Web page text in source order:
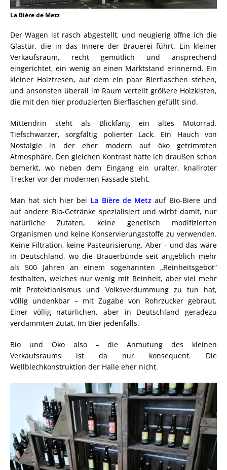
La Bière de Metz
Der Wagen ist rasch abgestellt, und neugierig öffne ich die
Glastür, die in das Innere der Brauerei führt. Ein kleiner
Verkaufsraum, recht gemütlich und ansprechend
eingerichtet, ein wenig an einen Marktstand erinnernd. Ein
kleiner Holztresen, auf dem ein paar Bierflaschen stehen,
und ansonsten überall im Raum verteilt größere Holzkisten,
die mit den hier produzierten Bierflaschen gefüllt sind.
Mittendrin steht als Blickfang ein altes Motorrad.
Tiefschwarzer, sorgfältig polierter Lack. Ein Hauch von
Nostalgie in der eher modern auf öko getrimmten
Atmosphäre. Den gleichen Kontrast hatte ich draußen schon
bemerkt, wo neben dem Eingang ein uralter, knallroter
Trecker vor der modernen Fassade steht.
Man hat sich hier bei La Bière de Metz auf Bio-Biere und
auf andere Bio-Getränke spezialisiert und wirbt damit, nur
natürliche Zutaten, keine genetisch modifizierten
Organismen und keine Konservierungsstoffe zu verwenden.
Keine Filtration, keine Pasteurisierung. Aber – und das wäre
in Deutschland, wo die Brauerbünde seit angeblich mehr
als 500 Jahren an einem sogenannten „Reinheitsgebot“
festhalten, welches nur wenig mit Reinheit, aber viel mehr
mit Protektionismus und Volksverdummung zu tun hat,
völlig undenkbar – mit Zugabe von Rohrzucker gebraut.
Einer völlig natürlichen, aber in Deutschland geradezu
verdammten Zutat. Im Bier jedenfalls.
Bio und Öko also – die Anmutung des kleinen
Verkaufsraums ist da nur konsequent. Die
Wellblechkonstruktion der Halle eher nicht.